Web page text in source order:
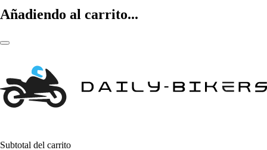
Añadiendo al carrito...
Subtotal del carrito